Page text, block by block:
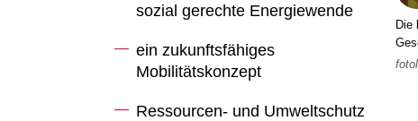
Die
sozial gerechte Energiewende
ein zukunftsfähiges
Mobilitätskonzept
Ressourcen- und Umweltschutz